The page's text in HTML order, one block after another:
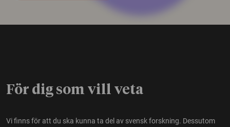
För dig som vill veta
Vi finns för att du ska kunna ta del av svensk forskning. Dessutom